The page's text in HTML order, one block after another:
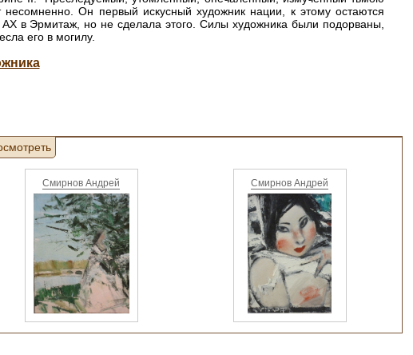
несомненно. Он первый искусный художник нации, к этому остаются
в Эрмитаж, но не сделала этого. Силы художника были подорваны,
его в могилу.
Смирнов Андрей Смирнов Андрей